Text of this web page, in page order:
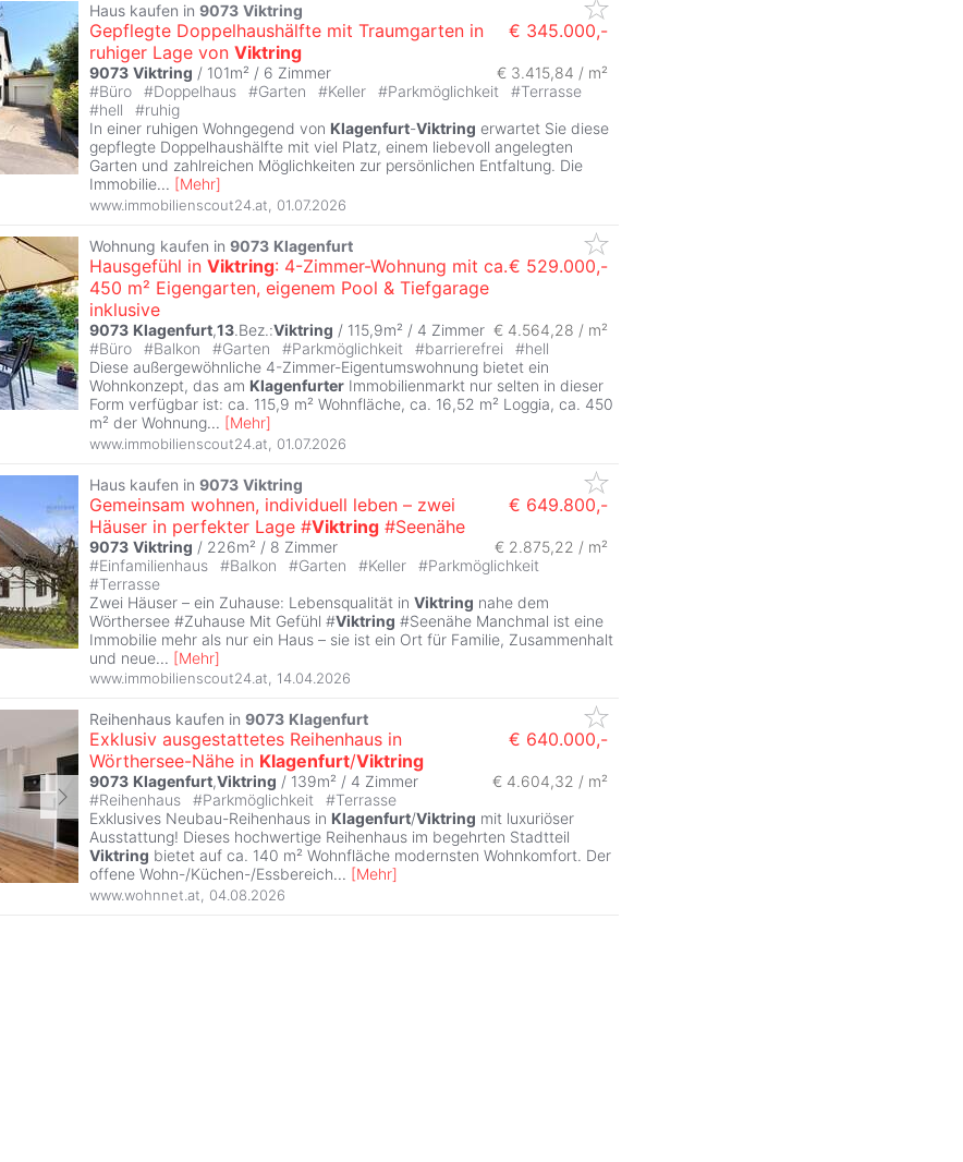
Haus kaufen in 9073 Viktring
Gepflegte Doppelhaushälfte mit Traumgarten in
ruhiger Lage von Viktring
€ 345.000,-
9073 Viktring / 101m² / 6 Zimmer
€ 3.415,84 / m²
#Büro #Doppelhaus #Garten #Keller #Parkmöglichkeit #Terrasse
#hell #ruhig
In einer ruhigen Wohngegend von Klagenfurt-Viktring erwartet Sie diese
gepflegte Doppelhaushälfte mit viel Platz, einem liebevoll angelegten
Garten und zahlreichen Möglichkeiten zur persönlichen Entfaltung. Die
Immobilie... [Mehr]
www.immobilienscout24.at 01.07.2026
Wohnung kaufen in 9073 Klagenfurt
Hausgefühl in Viktring: 4-Zimmer-Wohnung mit ca.
450 m² Eigengarten, eigenem Pool & Tiefgarage
inklusive
€ 529.000,-
9073 Klagenfurt,13.Bez.:Viktring / 115,9m² / 4 Zimmer € 4.564,28 / m²
#Büro #Balkon #Garten #Parkmöglichkeit #barrierefrei #hell
Diese außergewöhnliche 4-Zimmer-Eigentumswohnung bietet ein
Wohnkonzept, das am Klagenfurter Immobilienmarkt nur selten in dieser
Form verfügbar ist: ca. 115,9 m² Wohnfläche, ca. 16,52 m² Loggia, ca. 450
m² der Wohnung... [Mehr]
www.immobilienscout24.at 01.07.2026
Haus kaufen in 9073 Viktring
Gemeinsam wohnen, individuell leben – zwei
Häuser in perfekter Lage #Viktring #Seenähe
€ 649.800,-
9073 Viktring / 226m² / 8 Zimmer
€ 2.875,22 / m²
#Einfamilienhaus #Balkon #Garten #Keller #Parkmöglichkeit
#Terrasse
Zwei Häuser – ein Zuhause: Lebensqualität in Viktring nahe dem
Wörthersee #Zuhause Mit Gefühl #Viktring #Seenähe Manchmal ist eine
Immobilie mehr als nur ein Haus – sie ist ein Ort für Familie, Zusammenhalt
und neue... [Mehr]
www.immobilienscout24.at 14.04.2026
Reihenhaus kaufen in 9073 Klagenfurt
Exklusiv ausgestattetes Reihenhaus in
Wörthersee-Nähe in Klagenfurt/Viktring
€ 640.000,-
9073 Klagenfurt,Viktring / 139m² / 4 Zimmer € 4.604,32 / m²
#Reihenhaus #Parkmöglichkeit #Terrasse
Exklusives Neubau-Reihenhaus in Klagenfurt/Viktring mit luxuriöser
Ausstattung! Dieses hochwertige Reihenhaus im begehrten Stadtteil
Viktring bietet auf ca. 140 m² Wohnfläche modernsten Wohnkomfort. Der
offene Wohn-/Küchen-/Essbereich... [Mehr]
www.wohnnet.at 04.08.2026